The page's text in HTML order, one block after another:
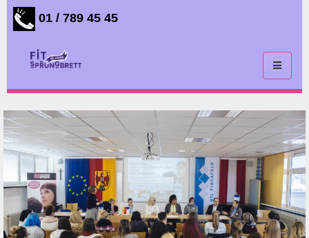
01 / 789 45 45
Toggle